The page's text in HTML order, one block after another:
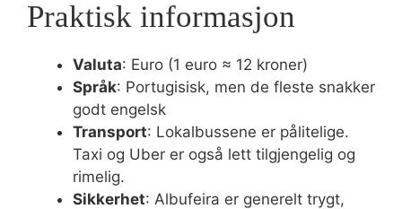
Praktisk informasjon
Valuta: Euro (1 euro ≈ 12 kroner)
Språk: Portugisisk, men de fleste snakker
godt engelsk
Transport: Lokalbussene er pålitelige.
Taxi og Uber er også lett tilgjengelig og
rimelig.
Sikkerhet: Albufeira er generelt trygt,